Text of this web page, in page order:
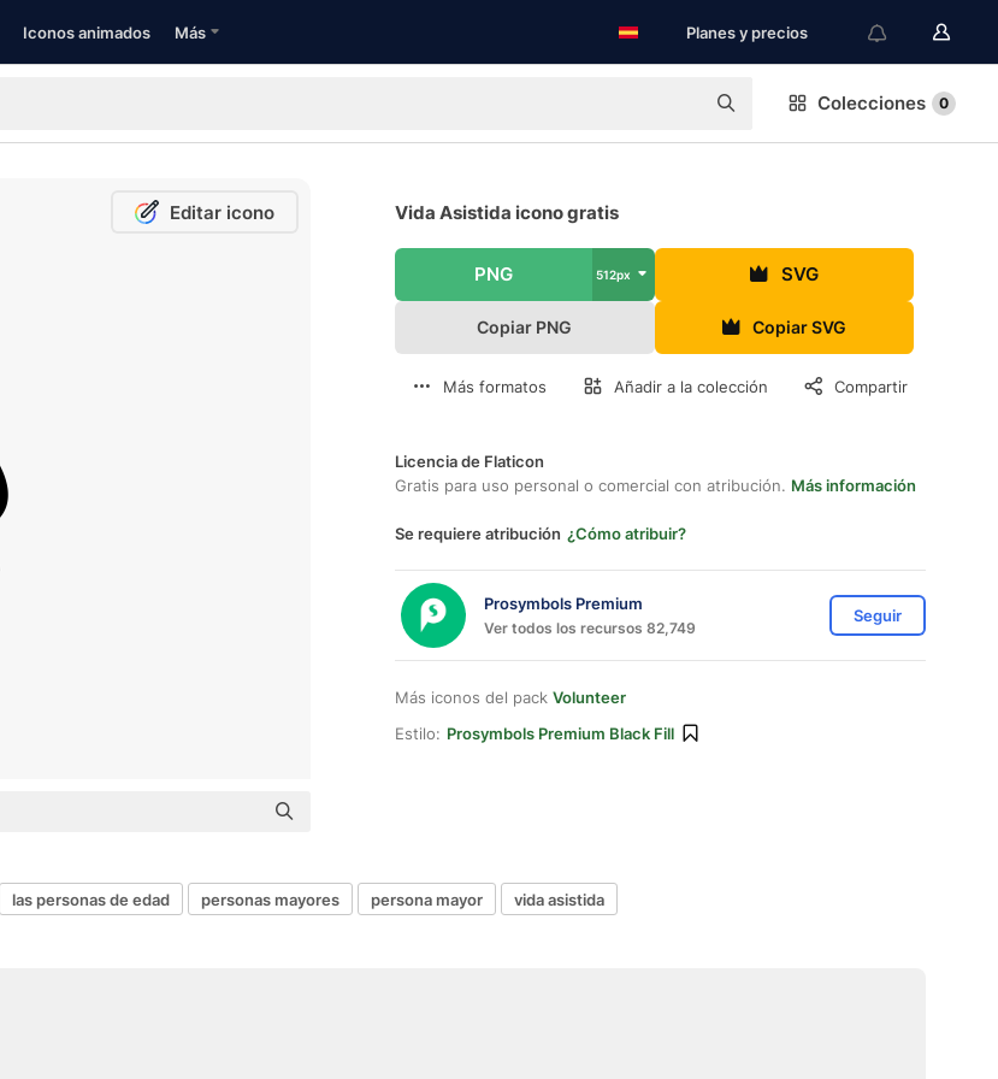
Iconos animados Más Planes y precios
Colecciones 0
Editar icono Vida Asistida icono gratis
PNG 512px SVG
Copiar PNG Copiar SVG
Más formatos Añadir a la colección Compartir
Licencia de Flaticon
Gratis para uso personal o comercial con atribución. Más información
Se requiere atribución ¿Cómo atribuir?
Prosymbols Premium
Ver todos los recursos 82,749
Seguir
Más iconos del pack Volunteer
Estilo: Prosymbols Premium Black Fill
las personas de edad personas mayores persona mayor vida asistida